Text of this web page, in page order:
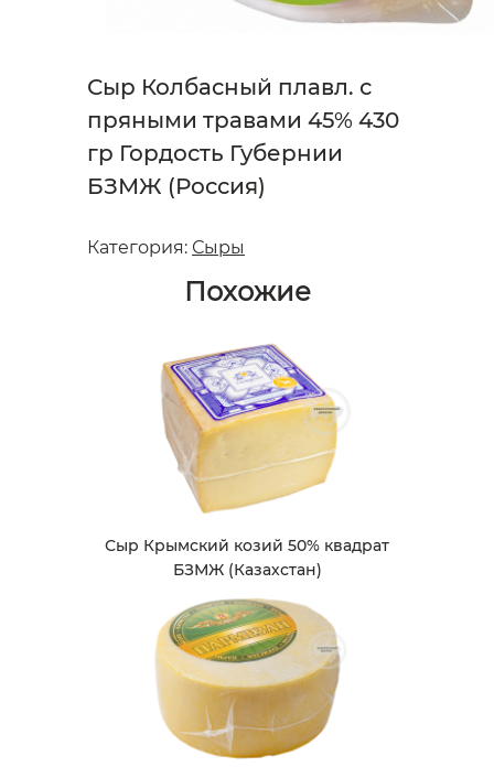
Сыр Колбасный плавл. с
пряными травами 45% 430
гр Гордость Губернии
БЗМЖ (Россия)
Категория: Сыры
Похожие
Сыр Крымский козий 50% квадрат
БЗМЖ (Казахстан)